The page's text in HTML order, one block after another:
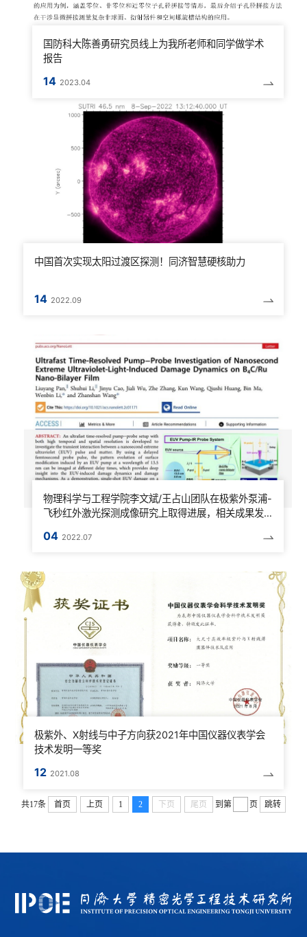
国防科大陈善勇研究员线上为我所老师和同学做学术
报告
14 2023.04
中国首次实现太阳过渡区探测！同济智慧硬核助力
14 2022.09
物理科学与工程学院李文斌/王占山团队在极紫外泵浦-
飞秒红外激光探测成像研究上取得进展，相关成果发
04 2022.07
极紫外、X射线与中子方向获2021年中国仪器仪表学会
技术发明一等奖
12 2021.08
共17条 首页 上页 1 2 下页 尾页 到第 页 跳转